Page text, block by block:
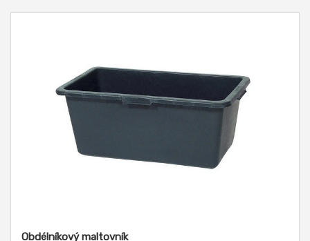
Obdélníkový maltovník